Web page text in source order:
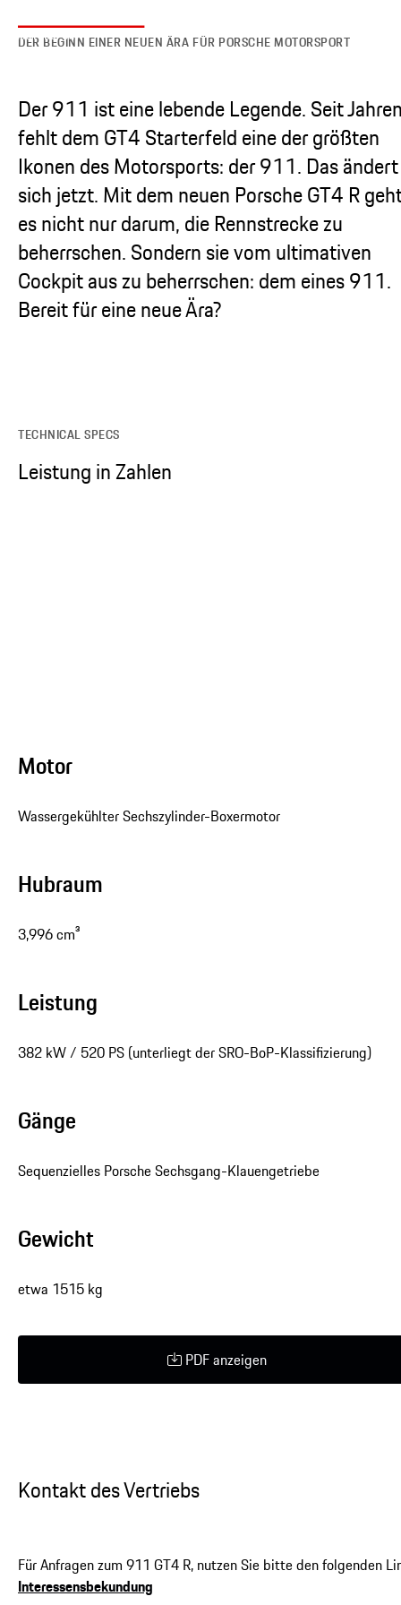
DER BEGINN EINER NEUEN ÄRA FÜR PORSCHE MOTORSPORT
Der 911 ist eine lebende Legende. Seit
fehlt dem GT4 Starterfeld eine der größten
Ikonen des Motorsports: der 911. Das ändert
sich jetzt. Mit dem neuen Porsche GT4 R
es nicht nur darum, die Rennstrecke zu
beherrschen. Sondern sie vom ultimativen
Cockpit aus zu beherrschen: dem eines 911.
Bereit für eine neue Ära?
TECHNICAL SPECS
Leistung in Zahlen
Motor
Wassergekühlter Sechszylinder-Boxermotor
Hubraum
3,996 cm³
Leistung
382 kW / 520 PS (unterliegt der SRO-BoP-Klassifizierung)
Gänge
Sequenzielles Porsche Sechsgang-Klauengetriebe
Gewicht
etwa 1515 kg
PDF anzeigen
Kontakt des Vertriebs
Für Anfragen zum 911 GT4 R, nutzen Sie bitte den folgenden
Interessensbekundung